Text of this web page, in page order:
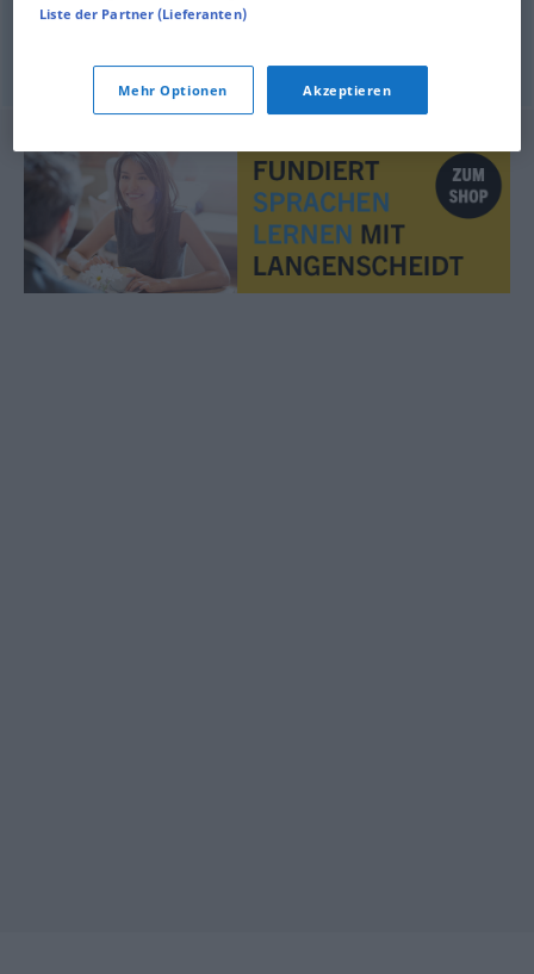
Nichtstun
© OpenThesaurus.de
Liste der Partner (Lieferanten)
Mehr Optionen Akzeptieren